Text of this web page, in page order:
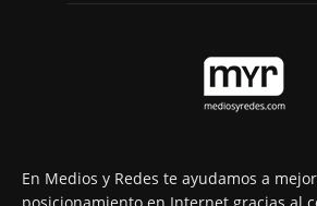
En Medios y Redes te ayudamos a